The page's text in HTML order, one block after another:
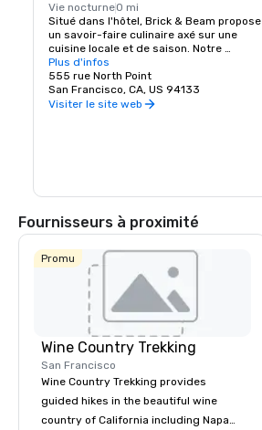
Vie nocturne0 mi
Situé dans l'hôtel, Brick & Beam propose
un savoir-faire culinaire axé sur une
cuisine locale et de saison. Notre
programme Seafood Watch est une
nouvelle approche de l'alimentation
durable, qui comprend un menu
responsable composé de produits locaux
commencer votre soirée en ville.
Plus d'infos
555 rue North Point
San Francisco, CA, US 94133
Visiter le site web
Fournisseurs à proximité
Promu
Wine Country Trekking
San Francisco
Wine Country Trekking provides
guided hikes in the beautiful wine
country of California including Napa